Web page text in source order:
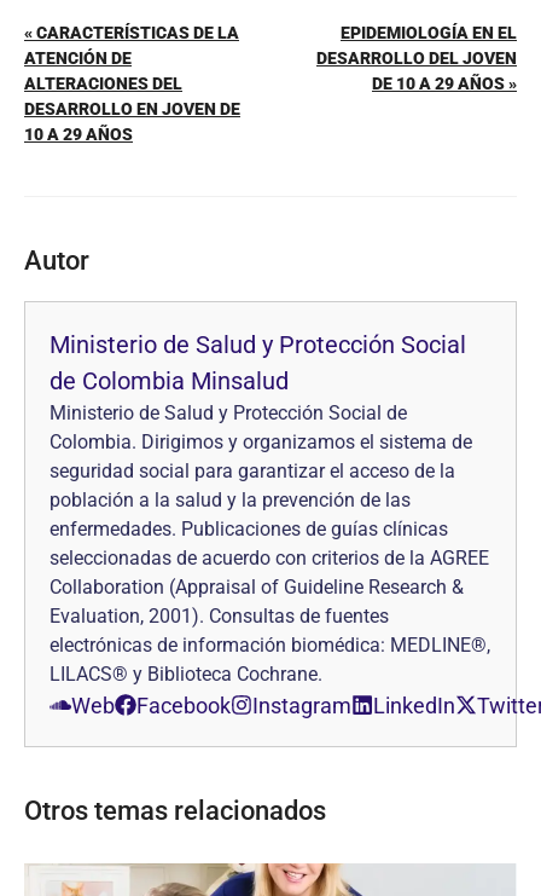
« CARACTERÍSTICAS DE LA
ATENCIÓN DE
ALTERACIONES DEL
DESARROLLO EN JOVEN DE
10 A 29 AÑOS
EPIDEMIOLOGÍA EN EL
DESARROLLO DEL JOVEN
DE 10 A 29 AÑOS »
Autor
Ministerio de Salud y Protección Social
de Colombia Minsalud
Ministerio de Salud y Protección Social de
Colombia. Dirigimos y organizamos el sistema de
seguridad social para garantizar el acceso de la
población a la salud y la prevención de las
enfermedades. Publicaciones de guías clínicas
seleccionadas de acuerdo con criterios de la AGREE
Collaboration (Appraisal of Guideline Research &
Evaluation, 2001). Consultas de fuentes
electrónicas de información biomédica: MEDLINE®,
LILACS® y Biblioteca Cochrane.
Web Facebook Instagram LinkedIn
Otros temas relacionados